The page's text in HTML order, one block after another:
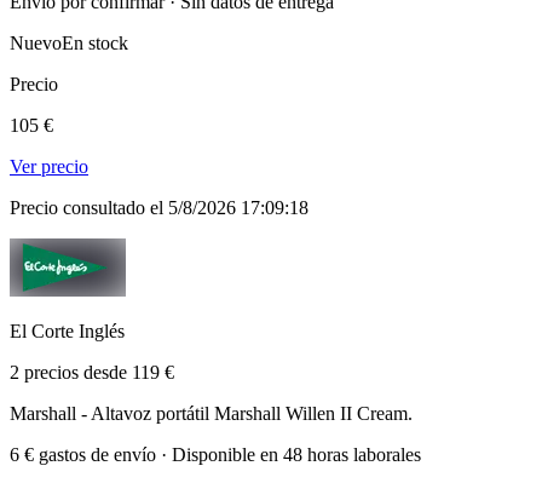
NuevoEn stock
Precio
105 €
Ver precio
Precio consultado el 5/8/2026 17:09:18
El Corte Inglés
2 precios desde 119 €
Marshall - Altavoz portátil Marshall Willen II Cream.
6 € gastos de envío · Disponible en 48 horas laborales